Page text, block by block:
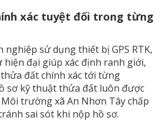
xác tuyệt đối trong từng
nghiệp sử dụng thiết bị GPS RTK,
hiện đại giúp xác định ranh giới,
đất chính xác tới từng
sơ kỹ thuật thửa đất luôn được
trường xã An Nhơn Tây chấp
sai sót khi nộp hồ sơ.